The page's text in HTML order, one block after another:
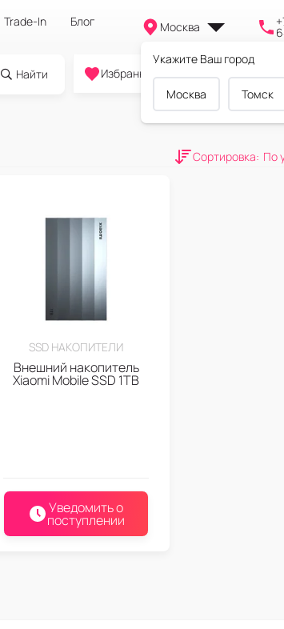
Trade-In Блог Москва
Укажите Ваш город
Москва Томск
Найти
0
Избранное Cравнение
Сортировка: По
SSD НАКОПИТЕЛИ
Внешний накопитель
Xiaomi Mobile SSD 1TB
Уведомить о
поступлении